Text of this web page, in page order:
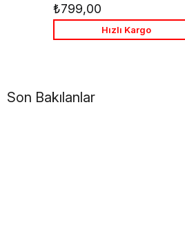
₺799,00
Hızlı Kargo
Son Bakılanlar